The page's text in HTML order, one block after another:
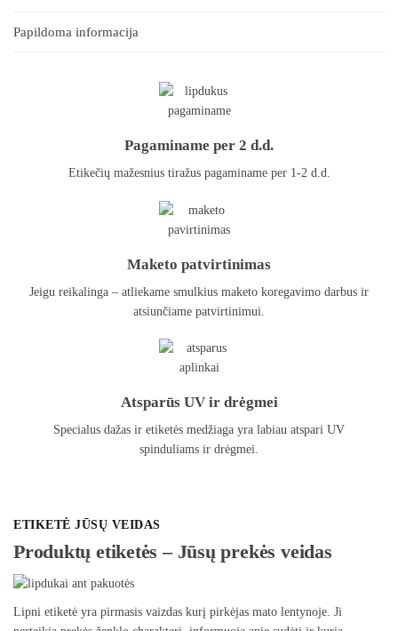
Papildoma informacija
Pagaminame per 2 d.d.
Etikečių mažesnius tiražus pagaminame per 1-2 d.d.
Maketo patvirtinimas
Jeigu reikalinga – atliekame smulkius maketo koregavimo darbus ir
atsiunčiame patvirtinimui.
Atsparūs UV ir drėgmei
Specialus dažas ir etiketės medžiaga yra labiau atspari UV
spinduliams ir drėgmei.
ETIKETĖ JŪSŲ VEIDAS
Produktų etiketės – Jūsų prekės veidas
Lipni etiketė yra pirmasis vaizdas kurį pirkėjas mato lentynoje. Ji